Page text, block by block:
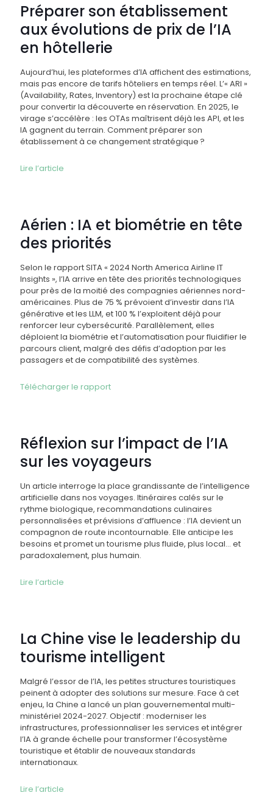
Préparer son établissement
aux évolutions de prix de l’IA
en hôtellerie
Aujourd’hui, les plateformes d’IA affichent des estimations,
mais pas encore de tarifs hôteliers en temps réel. L’« ARI »
(Availability, Rates, Inventory) est la prochaine étape clé
pour convertir la découverte en réservation. En 2025, le
virage s’accélère : les OTAs maîtrisent déjà les API, et les
IA gagnent du terrain. Comment préparer son
établissement à ce changement stratégique ?
Lire l’article
Aérien : IA et biométrie en tête
des priorités
Selon le rapport SITA « 2024 North America Airline IT
Insights », l’IA arrive en tête des priorités technologiques
pour près de la moitié des compagnies aériennes nord-
américaines. Plus de 75 % prévoient d’investir dans l’IA
générative et les LLM, et 100 % l’exploitent déjà pour
renforcer leur cybersécurité. Parallèlement, elles
déploient la biométrie et l’automatisation pour fluidifier le
parcours client, malgré des défis d’adoption par les
passagers et de compatibilité des systèmes.
Télécharger le rapport
Réflexion sur l’impact de l’IA
sur les voyageurs
Un article interroge la place grandissante de l’intelligence
artificielle dans nos voyages. Itinéraires calés sur le
rythme biologique, recommandations culinaires
personnalisées et prévisions d’affluence : l’IA devient un
compagnon de route incontournable. Elle anticipe les
besoins et promet un tourisme plus fluide, plus local… et
paradoxalement, plus humain.
Lire l’article
La Chine vise le leadership du
tourisme intelligent
Malgré l’essor de l’IA, les petites structures touristiques
peinent à adopter des solutions sur mesure. Face à cet
enjeu, la Chine a lancé un plan gouvernemental multi-
ministériel 2024-2027. Objectif : moderniser les
infrastructures, professionnaliser les services et intégrer
l’IA à grande échelle pour transformer l’écosystème
touristique et établir de nouveaux standards
internationaux.
Lire l’article